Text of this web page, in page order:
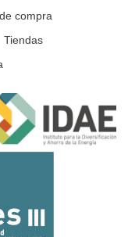
compra
Tiendas